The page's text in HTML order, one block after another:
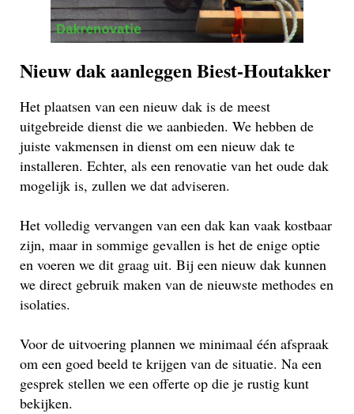
Nieuw dak aanleggen Biest-Houtakker
Het plaatsen van een nieuw dak is de meest
uitgebreide dienst die we aanbieden. We hebben de
juiste vakmensen in dienst om een nieuw dak te
installeren. Echter, als een renovatie van het oude dak
mogelijk is, zullen we dat adviseren.
Het volledig vervangen van een dak kan vaak kostbaar
zijn, maar in sommige gevallen is het de enige optie
en voeren we dit graag uit. Bij een nieuw dak kunnen
we direct gebruik maken van de nieuwste methodes en
isolaties.
Voor de uitvoering plannen we minimaal één afspraak
om een goed beeld te krijgen van de situatie. Na een
gesprek stellen we een offerte op die je rustig kunt
bekijken.